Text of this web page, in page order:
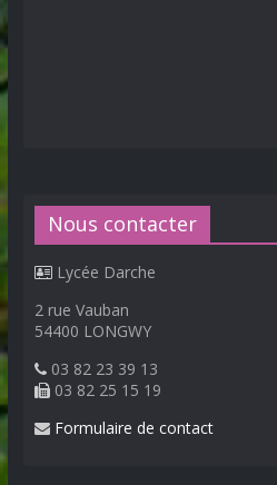
Nous contacter
Lycée Darche
2 rue Vauban
54400 LONGWY
03 82 23 39 13
03 82 25 15 19
Formulaire de contact